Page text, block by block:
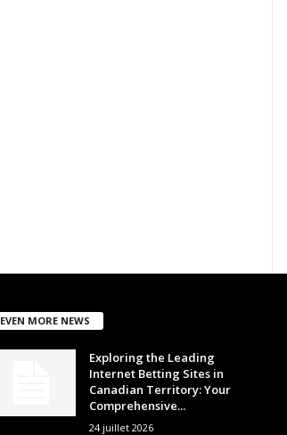
EVEN MORE NEWS
Exploring the Leading
Internet Betting Sites in
Canadian Territory: Your
Comprehensive...
24 juillet 2026